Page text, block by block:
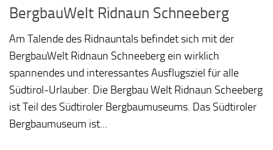
BergbauWelt Ridnaun Schneeberg
Am Talende des Ridnauntals befindet sich mit der
BergbauWelt Ridnaun Schneeberg ein wirklich
spannendes und interessantes Ausflugsziel für alle
Südtirol-Urlauber. Die Bergbau Welt Ridnaun Scheeberg
ist Teil des Südtiroler Bergbaumuseums. Das Südtiroler
Bergbaumuseum ist...